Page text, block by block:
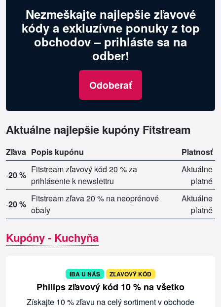
Nezmeškajte najlepšie zľavové
kódy a exkluzívne ponuky z top
obchodov – prihláste sa na
odber!
Odoberať
Aktuálne najlepšie kupóny Fitstream
Zľava Popis kupónu Platnosť
-20 %
Fitstream zľavový kód 20 % za
prihlásenie k newslettru
Aktuálne
platné
-20 %
Fitstream zľava 20 % na neoprénové
obaly
Aktuálne
platné
Kupóny - Kuchyňa
IBA U NÁS ZĽAVOVÝ KÓD
Philips zľavový kód 10 % na všetko
Získajte 10 % zľavu na celý sortiment v obchode